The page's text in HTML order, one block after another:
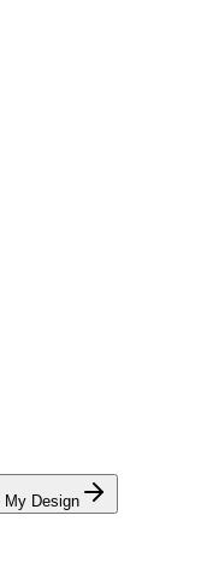
My Design